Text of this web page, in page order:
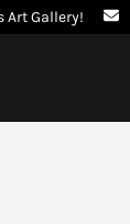
Art Gallery!